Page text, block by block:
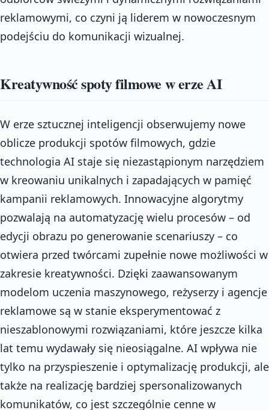
reklamowymi, co czyni ją liderem w nowoczesnym
podejściu do komunikacji wizualnej.
Kreatywność spoty filmowe w erze AI
W erze sztucznej inteligencji obserwujemy nowe
oblicze produkcji spotów filmowych, gdzie
technologia AI staje się niezastąpionym narzędziem
w kreowaniu unikalnych i zapadających w pamięć
kampanii reklamowych. Innowacyjne algorytmy
pozwalają na automatyzację wielu procesów – od
edycji obrazu po generowanie scenariuszy – co
otwiera przed twórcami zupełnie nowe możliwości w
zakresie kreatywności. Dzięki zaawansowanym
modelom uczenia maszynowego, reżyserzy i agencje
reklamowe są w stanie eksperymentować z
nieszablonowymi rozwiązaniami, które jeszcze kilka
lat temu wydawały się nieosiągalne. AI wpływa nie
tylko na przyspieszenie i optymalizację produkcji, ale
także na realizację bardziej spersonalizowanych
komunikatów, co jest szczególnie cenne w